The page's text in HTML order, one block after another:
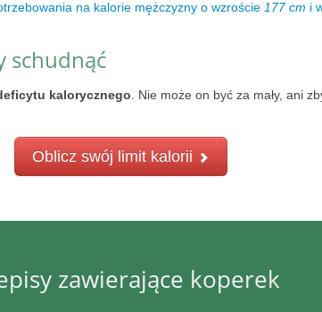
na kalorie mężczyzny o wzroście 177 cm i
schudnąć
kalorycznego . Nie może on być za mały, ani
Oblicz swój limit kalorii
zawierające koperek